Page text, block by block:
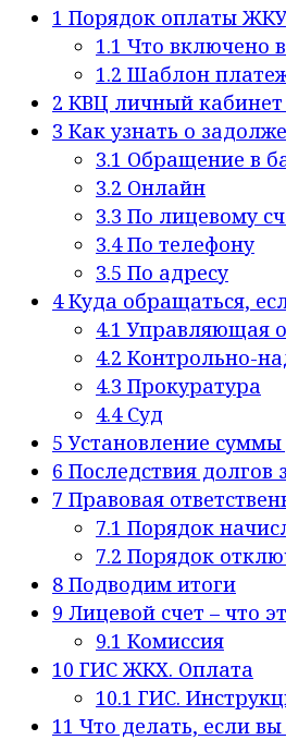
1 Порядок оплаты ЖКУ
1.1 Что включено
1.2 Шаблон
2 КВЦ личный
3 Как узнать о
3.1 Обращение в
3.2 Онлайн
3.3 По лицевому
3.4По телефону
3.5 По адресу
4Куда обращаться,
4.1 Управляющая
4.2 Контрольно-
4.3 Прокуратура
4.4Суд
5 Установление
6 Последствия долгов
7 Правовая
7.1 Порядок
7.2 Порядок
8 Подводим итоги
9 Лицевой счет – что
9.1 Комиссия
10 ГИС ЖКХ. Оплата
10.1 ГИС.
11 Что делать, если